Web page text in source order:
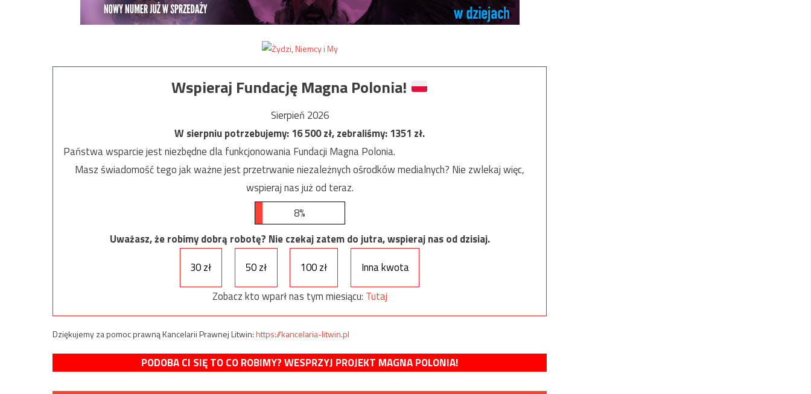
Wspieraj Fundację Magna Polonia!
Sierpień 2026
W sierpniu potrzebujemy:16 500zł, zebraliśmy:1351 zł.
Państwa wsparcie jest niezbędne dla funkcjonowania Fundacji Magna Polonia.
Masz świadomość tego jak ważne jest przetrwanie niezależnych ośrodków medialnych? Nie zwlekaj więc,
wspieraj nas już od teraz.
8%
Uważasz, że robimy dobrą robotę? Nie czekaj zatem do jutra, wspieraj nas od dzisiaj.
30 zł
50 zł 100 zł
Inna kwota
Zobacz kto wparł nas tym miesiącu: Tutaj
Dziękujemy za pomoc prawną Kancelarii Prawnej Litwin:https://kancelaria-litwin.pl
PODOBA CI SIĘ TO CO ROBIMY? WESPRZYJ PROJEKT MAGNA POLONIA!